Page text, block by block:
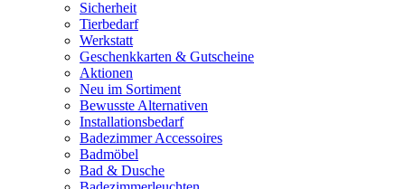
Sicherheit
Tierbedarf
Werkstatt
Geschenkkarten & Gutscheine
Aktionen
Neu im Sortiment
Bewusste Alternativen
Installationsbedarf
Badezimmer Accessoires
Badmöbel
Bad & Dusche